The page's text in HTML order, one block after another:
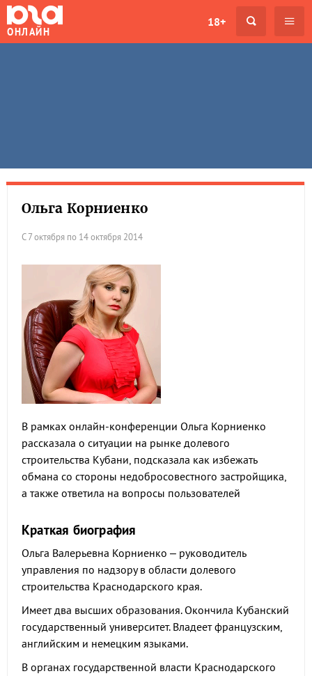
ОНЛАЙН
18+
Ольга Корниенко
С 7 октября по 14 октября 2014
В рамках онлайн-конференции Ольга Корниенко
рассказала о ситуации на рынке долевого
строительства Кубани, подсказала как избежать
обмана со стороны недобросовестного застройщика,
а также ответила на вопросы пользователей
Краткая биография
Ольга Валерьевна Корниенко – руководитель
управления по надзору в области долевого
строительства Краснодарского края.
Имеет два высших образования. Окончила Кубанский
государственный университет. Владеет французским,
английским и немецким языками.
В органах государственной власти Краснодарского